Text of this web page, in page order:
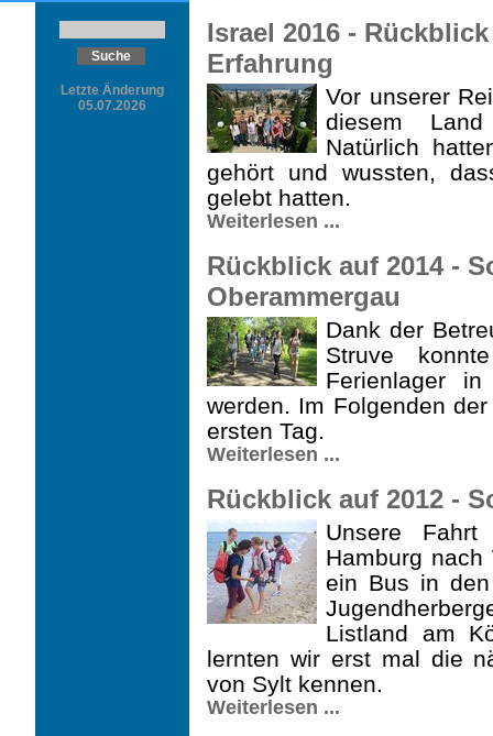
Letzte Änderung
05.07.2026
Israel 2016 -
Erfahrung
Vor unserer
diesem
Natürlich
gehört und wussten,
gelebt hatten.
Weiterlesen ...
Rückblick auf 2014 -
Oberammergau
Dank der
Struve
Ferienlager in
werden. Im Folgenden
ersten Tag.
Weiterlesen ...
Rückblick auf 2012 -
Unsere
Hamburg
ein Bus in
Listland am
lernten wir erst mal die
von Sylt kennen.
Weiterlesen ...